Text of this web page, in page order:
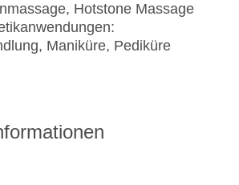
Hotstone Massage
Maniküre, Pediküre